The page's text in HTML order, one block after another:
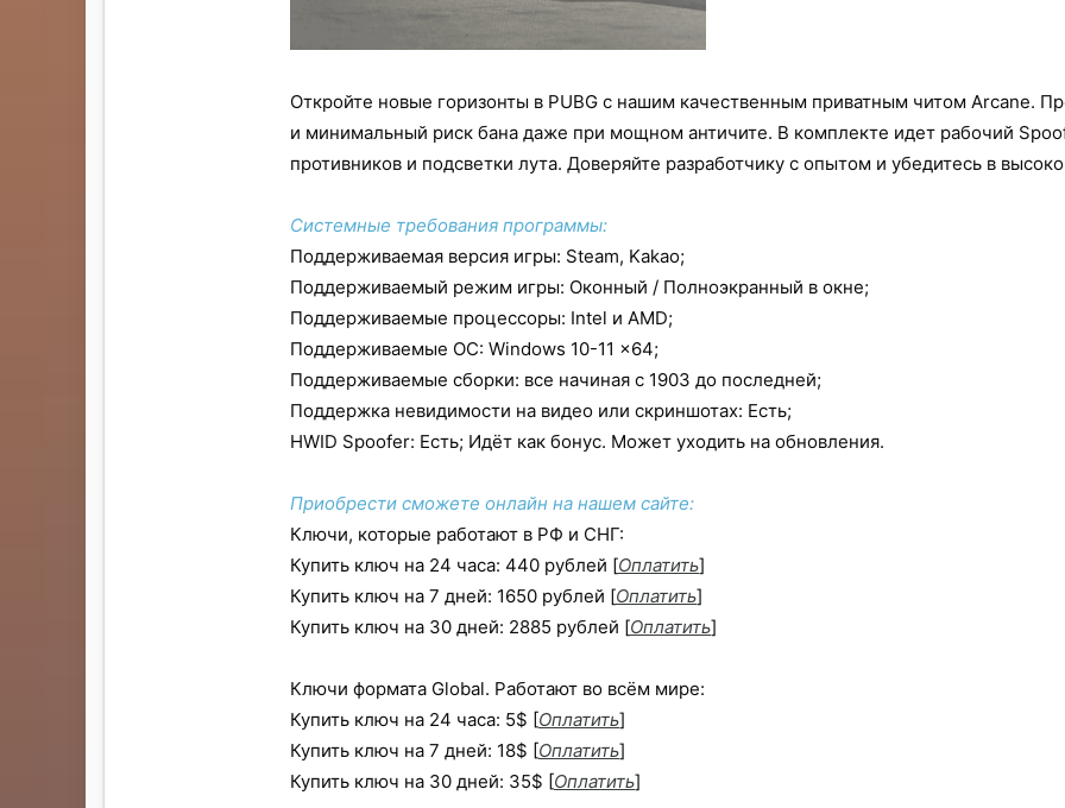
Откройте новые горизонты в PUBG с нашим качественным приватным читом Arcane.
и минимальный риск бана даже при мощном античите. В комплекте идет рабочий
противников и подсветки лута. Доверяйте разработчику с опытом и убедитесь в
Системные требования программы:
Поддерживаемая версия игры: Steam, Kakao;
Поддерживаемый режим игры: Оконный / Полноэкранный в окне;
Поддерживаемые процессоры: Intel и AMD;
Поддерживаемые ОС: Windows 10-11 x64;
Поддерживаемые сборки: все начиная с 1903 до последней;
Поддержка невидимости на видео или скриншотах: Есть;
HWID Spoofer: Есть; Идёт как бонус. Может уходить на обновления.
Приобрести сможете онлайн на нашем сайте:
Ключи, которые работают в РФ и СНГ:
Купить ключ на 24 часа: 440 рублей [Оплатить]
Купить ключ на 7 дней: 1650 рублей [Оплатить]
Купить ключ на 30 дней: 2885 рублей [Оплатить]
Ключи формата Global. Работают во всём мире:
Купить ключ на 24 часа: 5$ [Оплатить]
Купить ключ на 7 дней: 18$ [Оплатить]
Купить ключ на 30 дней: 35$ [Оплатить]